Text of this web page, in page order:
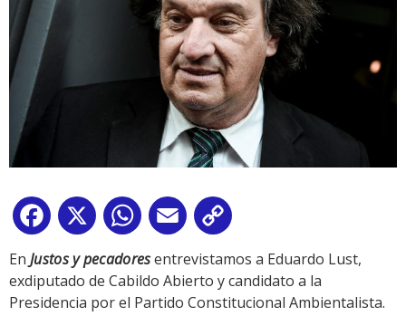
Facebook
X WhatsApp
Email
Link
En Justos y pecadoresentrevistamos a Eduardo Lust,
exdiputado de Cabildo Abierto y candidato a la
Presidencia por el Partido Constitucional Ambientalista.